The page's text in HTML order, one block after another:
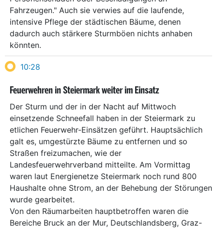
Fahrzeugen." Auch sie verwies auf die laufende,
intensive Pflege der städtischen Bäume, denen
dadurch auch stärkere Sturmböen nichts anhaben
könnten.
10:28
Feuerwehren in Steiermark weiter im Einsatz
Der Sturm und der in der Nacht auf Mittwoch
einsetzende Schneefall haben in der Steiermark zu
etlichen Feuerwehr-Einsätzen geführt. Hauptsächlich
galt es, umgestürzte Bäume zu entfernen und so
Straßen freizumachen, wie der
Landesfeuerwehrverband mitteilte. Am Vormittag
waren laut Energienetze Steiermark noch rund 800
Haushalte ohne Strom, an der Behebung der Störungen
wurde gearbeitet.
Von den Räumarbeiten hauptbetroffen waren die
Bereiche Bruck an der Mur, Deutschlandsberg, Graz-